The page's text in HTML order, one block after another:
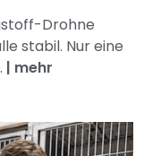
Drohne
stabil. Nur eine
| mehr